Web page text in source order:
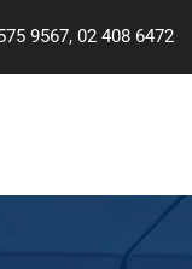
9567, 02 408 6472